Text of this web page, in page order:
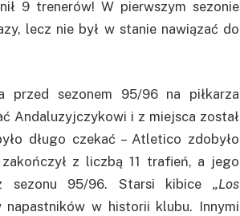
9 trenerów! W pierwszym sezonie
lecz nie był w stanie nawiązać do
przed sezonem 95/96 na piłkarza
Andaluzyjczykowi i z miejsca został
długo czekać – Atletico zdobyło
z liczbą 11 trafień, a jego
sezonu 95/96. Starsi kibice „Los
w historii klubu. Innymi